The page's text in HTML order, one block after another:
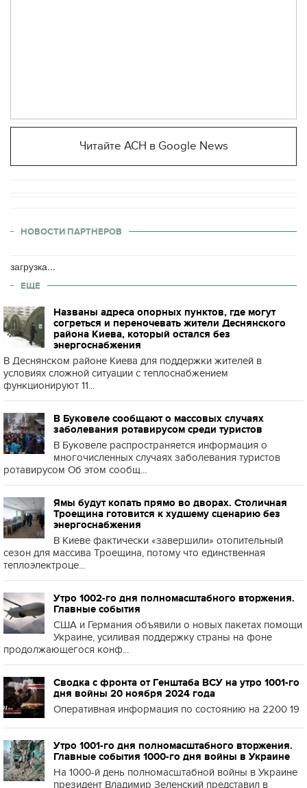
Читайте АСН в Google News
НОВОСТИ ПАРТНЕРОВ
загрузка...
ЕЩЕ
Названы адреса опорных пунктов, где могут
согреться и переночевать жители Деснянского
района Киева, который остался без
энергоснабжения
В Деснянском районе Киева для поддержки жителей в
условиях сложной ситуации с теплоснабжением
функционируют 11...
В Буковеле сообщают о массовых случаях
заболевания ротавирусом среди туристов
В Буковеле распространяется информация о
многочисленных случаях заболевания туристов
ротавирусом Об этом сообщ...
Ямы будут копать прямо во дворах. Столичная
Троещина готовится к худшему сценарию без
энергоснабжения
В Киеве фактически «завершили» отопительный
сезон для массива Троещина, потому что единственная
теплоэлектроце...
Утро 1002-го дня полномасштабного вторжения.
Главные события
США и Германия объявили о новых пакетах помощи
Украине, усиливая поддержку страны на фоне
продолжающегося конф...
Сводка с фронта от Генштаба ВСУ на утро 1001-го
дня войны 20 ноября 2024 года
Оперативная информация по состоянию на 2200 19
Утро 1001-го дня полномасштабного вторжения.
Главные события 1000-го дня войны в Украине
На 1000-й день полномасштабной войны в Украине
президент Владимир Зеленский представил в